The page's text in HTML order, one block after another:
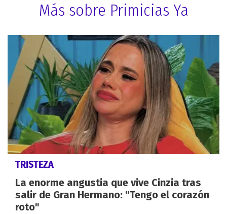
Más sobre Primicias Ya
TRISTEZA
La enorme angustia que vive Cinzia tras
salir de Gran Hermano: "Tengo el corazón
roto"